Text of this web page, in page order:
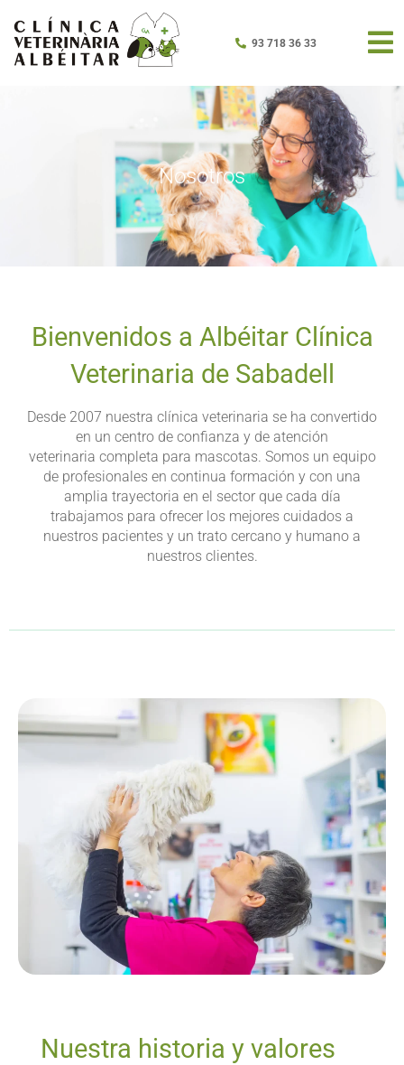
93 718 36 33
Nosotros
Bienvenidos a Albéitar Clínica
Veterinaria de Sabadell
Desde 2007 nuestra clínica veterinaria se ha convertido
en un centro de confianza y de atención
veterinaria completa para mascotas. Somos un equipo
de profesionales en continua formación y con una
amplia trayectoria en el sector que cada día
trabajamos para ofrecer los mejores cuidados a
nuestros pacientes y un trato cercano y humano a
nuestros clientes.
Nuestra historia y valores